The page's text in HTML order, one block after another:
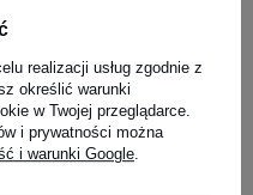
realizacji usług zgodnie z
określić warunki
w Twojej przeglądarce.
i prywatności można
i warunki Google